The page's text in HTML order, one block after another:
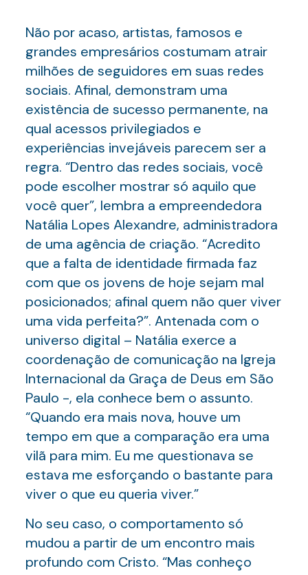
Não por acaso, artistas, famosos e
grandes empresários costumam atrair
milhões de seguidores em suas redes
sociais. Afinal, demonstram uma
existência de sucesso permanente, na
qual acessos privilegiados e
experiências invejáveis parecem ser a
regra. “Dentro das redes sociais, você
pode escolher mostrar só aquilo que
você quer”, lembra a empreendedora
Natália Lopes Alexandre, administradora
de uma agência de criação. “Acredito
que a falta de identidade firmada faz
com que os jovens de hoje sejam mal
posicionados; afinal quem não quer viver
uma vida perfeita?”. Antenada com o
universo digital – Natália exerce a
coordenação de comunicação na Igreja
Internacional da Graça de Deus em São
Paulo -, ela conhece bem o assunto.
“Quando era mais nova, houve um
tempo em que a comparação era uma
vilã para mim. Eu me questionava se
estava me esforçando o bastante para
viver o que eu queria viver.”
No seu caso, o comportamento só
mudou a partir de um encontro mais
profundo com Cristo. “Mas conheço